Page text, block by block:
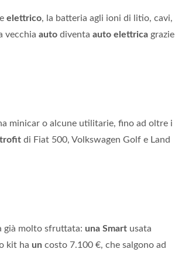
elettrico, la batteria agli ioni di litio, cavi,
vecchia auto diventa auto elettrica grazie
minicar o alcune utilitarie, fino ad oltre i
di Fiat 500, Volkswagen Golf e Land
già molto sfruttata: una Smart usata
kit ha un costo 7.100 €, che salgono ad